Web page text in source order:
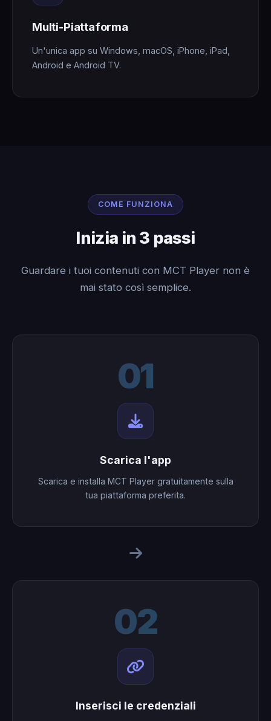
Multi-Piattaforma
Un'unica app su Windows, macOS, iPhone, iPad,
Android e Android TV.
COME FUNZIONA
Inizia in 3 passi
Guardare i tuoi contenuti con MCT Player non è
mai stato così semplice.
01
Scarica l'app
Scarica e installa MCT Player gratuitamente sulla
tua piattaforma preferita.
02
Inserisci le credenziali